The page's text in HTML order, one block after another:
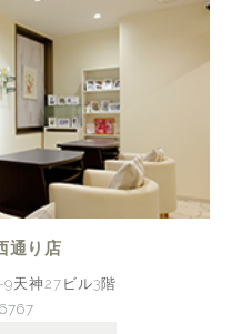
通り店
天神27ビル3階